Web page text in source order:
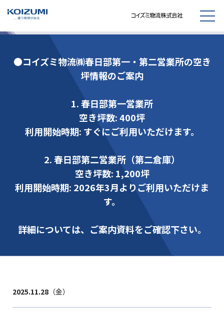
●コイズミ物流㈱春日部第一・第二営業所の空き
坪情報のご案内
1. 春日部第一営業所
空き坪数: 400坪
利用開始時期: すぐにご利用いただけます。
2. 春日部第二営業所（第二倉庫）
空き坪数: 1,200坪
利用開始時期: 2026年3月よりご利用いただけま
す。
詳細については、ご案内資料をご確認下さい。
2025.11.28 （金）